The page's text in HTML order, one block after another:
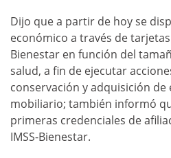
Dijo que a partir de hoy se
económico a través de
Bienestar en función del
salud, a fin de ejecutar
conservación y adquisición
mobiliario; también informó
primeras credenciales de
IMSS-Bienestar.